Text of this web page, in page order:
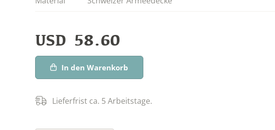
USD 58.60
In den Warenkorb
Lieferfrist ca. 5 Arbeitstage.